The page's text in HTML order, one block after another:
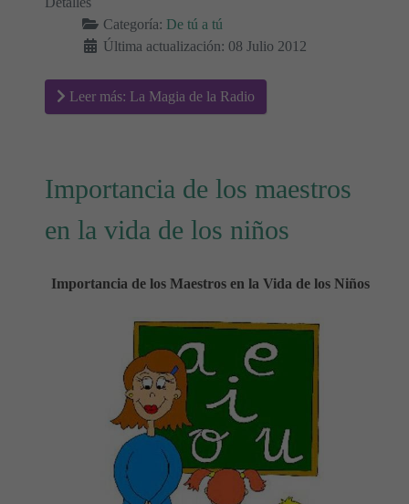
Categoría: De tú a tú
Última actualización: 08 Julio 2012
Leer más: La Magia de la Radio
Importancia de los maestros
en la vida de los niños
Importancia de los Maestros en la Vida de los Niños